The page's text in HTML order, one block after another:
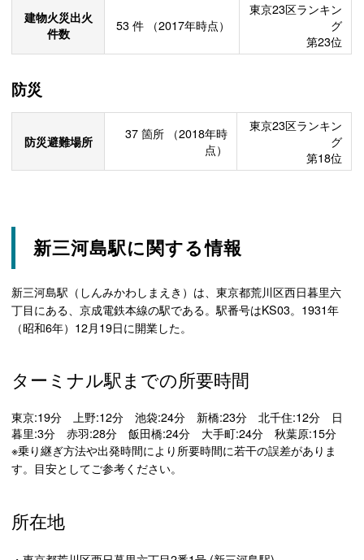
建物火災出火
件数
53 件 （2017年時点）
東京23区ランキン
グ
第23位
防災
防災避難場所 37 箇所
（2018年時
点）
東京23区ランキン
グ
第18位
新三河島駅に関する情報
新三河島駅（しんみかわしまえき）は、東京都荒川区西日暮里六
丁目にある、京成電鉄本線の駅である。駅番号はKS03。1931年
（昭和6年）12月19日に開業した。
ターミナル駅までの所要時間
東京:19分 上野:12分 池袋:24分 新橋:23分 北千住:12分 日
暮里:3分 赤羽:28分 飯田橋:24分 大手町:24分 秋葉原:15分
※乗り継ぎ方法や出発時間により所要時間に若干の誤差がありま
す。目安としてご参考ください。
所在地